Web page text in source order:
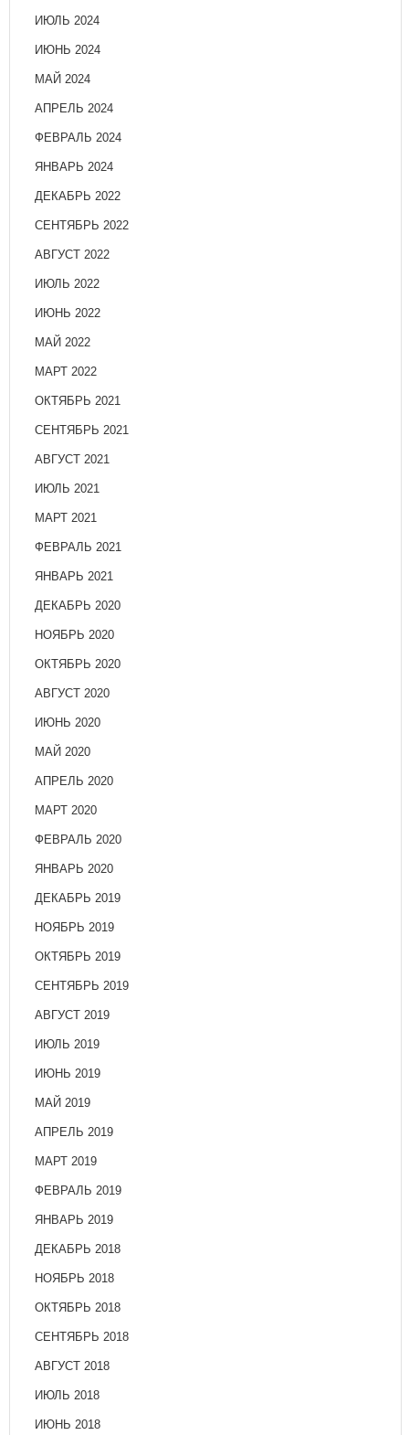
ИЮЛЬ 2024
ИЮНЬ 2024
МАЙ 2024
АПРЕЛЬ 2024
ФЕВРАЛЬ 2024
ЯНВАРЬ 2024
ДЕКАБРЬ 2022
СЕНТЯБРЬ 2022
АВГУСТ 2022
ИЮЛЬ 2022
ИЮНЬ 2022
МАЙ 2022
МАРТ 2022
ОКТЯБРЬ 2021
СЕНТЯБРЬ 2021
АВГУСТ 2021
ИЮЛЬ 2021
МАРТ 2021
ФЕВРАЛЬ 2021
ЯНВАРЬ 2021
ДЕКАБРЬ 2020
НОЯБРЬ 2020
ОКТЯБРЬ 2020
АВГУСТ 2020
ИЮНЬ 2020
МАЙ 2020
АПРЕЛЬ 2020
МАРТ 2020
ФЕВРАЛЬ 2020
ЯНВАРЬ 2020
ДЕКАБРЬ 2019
НОЯБРЬ 2019
ОКТЯБРЬ 2019
СЕНТЯБРЬ 2019
АВГУСТ 2019
ИЮЛЬ 2019
ИЮНЬ 2019
МАЙ 2019
АПРЕЛЬ 2019
МАРТ 2019
ФЕВРАЛЬ 2019
ЯНВАРЬ 2019
ДЕКАБРЬ 2018
НОЯБРЬ 2018
ОКТЯБРЬ 2018
СЕНТЯБРЬ 2018
АВГУСТ 2018
ИЮЛЬ 2018
ИЮНЬ 2018